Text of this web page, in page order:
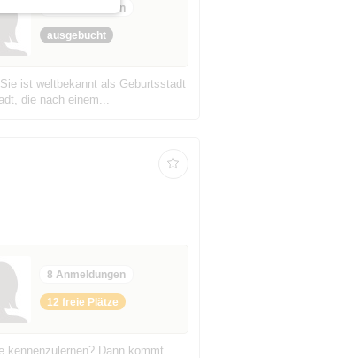
9 Anmeldungen
ausgebucht
ist weltbekannt als Geburtsstadt
die nach einem...
8 Anmeldungen
12 freie Plätze
kennenzulernen? Dann kommt